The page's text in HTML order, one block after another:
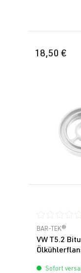
18,50 €
BAR-TEK®
VW T5.2
Sofort